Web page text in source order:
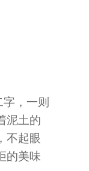
字，一则
泥土的
不起眼
的美味